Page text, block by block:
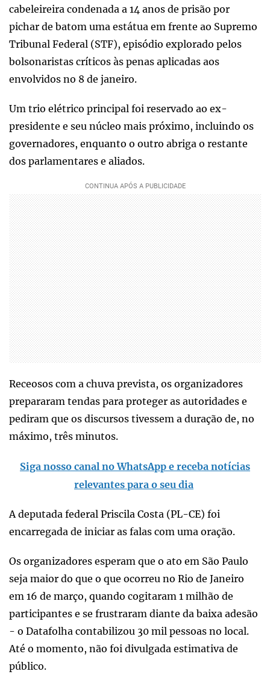
cabeleireira condenada a 14 anos de prisão por
pichar de batom uma estátua em frente ao Supremo
Tribunal Federal (STF), episódio explorado pelos
bolsonaristas críticos às penas aplicadas aos
envolvidos no 8 de janeiro.
Um trio elétrico principal foi reservado ao ex-
presidente e seu núcleo mais próximo, incluindo os
governadores, enquanto o outro abriga o restante
dos parlamentares e aliados.
Receosos com a chuva prevista, os organizadores
prepararam tendas para proteger as autoridades e
pediram que os discursos tivessem a duração de, no
máximo, três minutos.
Siga nosso canal no WhatsApp e receba notícias
relevantes para o seu dia
A deputada federal Priscila Costa (PL-CE) foi
encarregada de iniciar as falas com uma oração.
Os organizadores esperam que o ato em São Paulo
seja maior do que o que ocorreu no Rio de Janeiro
em 16 de março, quando cogitaram 1 milhão de
participantes e se frustraram diante da baixa adesão
- o Datafolha contabilizou 30 mil pessoas no local.
Até o momento, não foi divulgada estimativa de
público.